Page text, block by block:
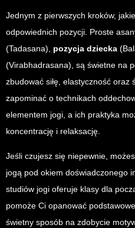
Jednym z pierwszych kroków,
odpowiednich pozycji. Proste
(Tadasana), pozycja dziecka
(Virabhadrasana), są świetne na
zbudować siłę, elastyczność oraz
zapominać o technikach
elementem jogi, a ich praktyka
koncentrację i relaksację.
Jeśli czujesz się niepewnie,
jogą pod okiem doświadczonego
studiów jogi oferuje klasy dla
pomoże Ci opanować
świetny sposób na zdobycie